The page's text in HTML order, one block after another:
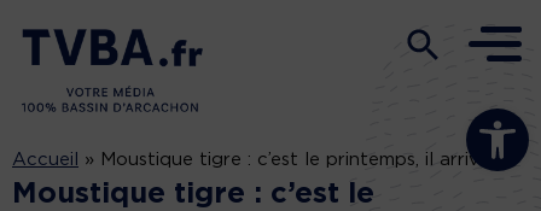
Ouvrir la
Accueil » Moustique tigre : c’est le printemps, il arrive !
Moustique tigre : c’est le